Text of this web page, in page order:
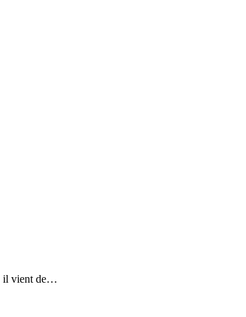
il vient de…